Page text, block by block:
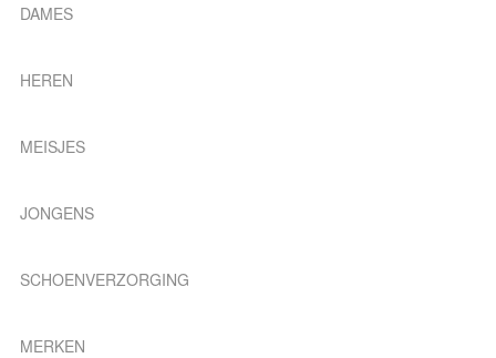
DAMES
HEREN
MEISJES
JONGENS
SCHOENVERZORGING
MERKEN